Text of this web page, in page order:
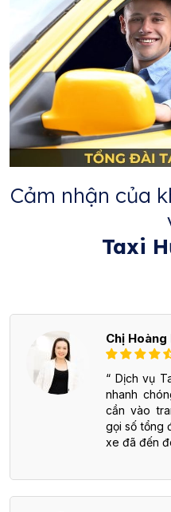
Cảm nhận của
Taxi
Chị
Dịch vụ
nhanh
cần vào
gọi số tổng
xe đã đến